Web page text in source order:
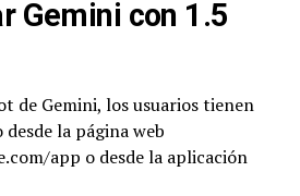
Gemini con 1.5
de Gemini, los usuarios tienen
la página web
app o desde la aplicación